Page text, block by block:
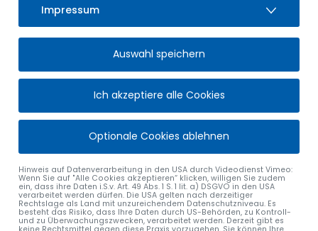
Impressum
Auswahl speichern
Ich akzeptiere alle Cookies
Optionale Cookies ablehnen
Hinweis auf Datenverarbeitung in den USA durch Videodienst Vimeo:
Wenn Sie auf "Alle Cookies akzeptieren“ klicken, willigen Sie zudem
ein, dass ihre Daten i.S.v. Art. 49 Abs. 1 S. 1 lit. a) DSGVO in den USA
verarbeitet werden dürfen. Die USA gelten nach derzeitiger
Rechtslage als Land mit unzureichendem Datenschutzniveau. Es
besteht das Risiko, dass Ihre Daten durch US-Behörden, zu Kontroll-
und zu Überwachungszwecken, verarbeitet werden. Derzeit gibt es